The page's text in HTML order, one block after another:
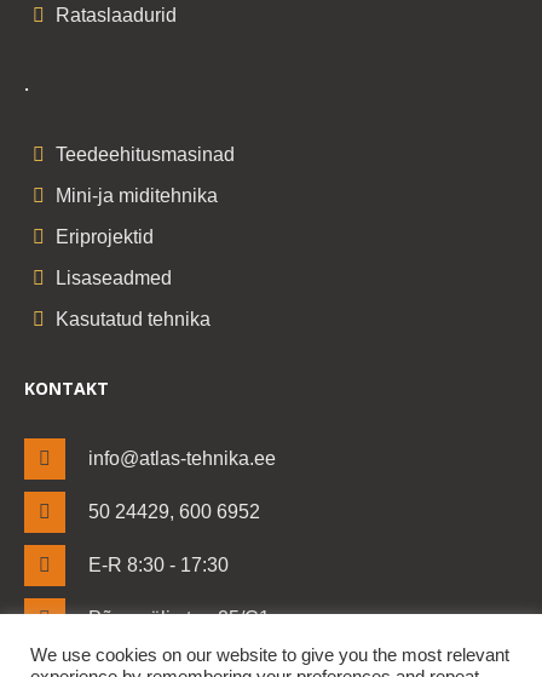
Rataslaadurid
.
Teedeehitusmasinad
Mini-ja miditehnika
Eriprojektid
Lisaseadmed
Kasutatud tehnika
KONTAKT
info@atlas-tehnika.ee
50 24429, 600 6952
E-R 8:30 - 17:30
Põrguvälja tee 25/C1
Harjumaa 75306
We use cookies on our website to give you the most relevant